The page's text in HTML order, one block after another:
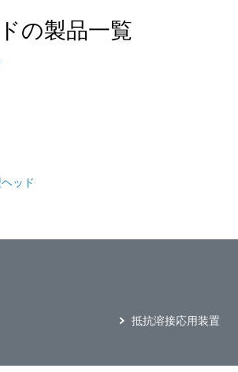
の製品一覧
ッド
抵抗溶接応用装置